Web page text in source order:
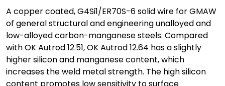
A copper coated, G4Si1/ER70S-6 solid wire for GMAW
of general structural and engineering unalloyed and
low-alloyed carbon-manganese steels. Compared
with OK Autrod 12.51, OK Autrod 12.64 has a slightly
higher silicon and manganese content, which
increases the weld metal strength. The high silicon
content promotes low sensitivity to surface